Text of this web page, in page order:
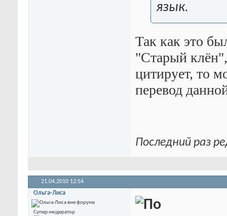
язык.
Так как это
"Старый
цитирует, то
перевод
Последний раз
21.04.2010 12:54
Ольга-Лиса
Супер-модератор